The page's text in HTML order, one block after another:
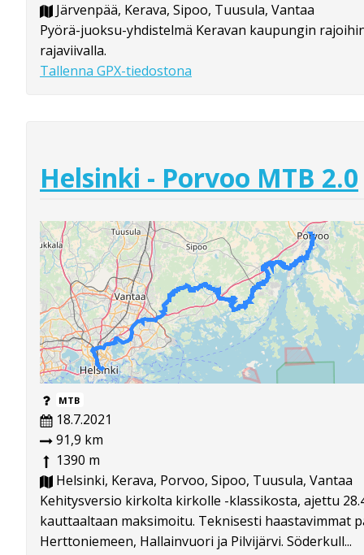
Järvenpää, Kerava, Sipoo, Tuusula, Vantaa
Pyörä-juoksu-yhdistelmä Keravan kaupungin
rajaviivalla.
Tallenna GPX-tiedostona
Helsinki - Porvoo MTB 2.0
MTB
18.7.2021
91,9 km
1390 m
Helsinki, Kerava, Porvoo, Sipoo, Tuusula, Vantaa
Kehitysversio kirkolta kirkolle -klassikosta, ajettu
kauttaaltaan maksimoitu. Teknisesti haastavimmat
Herttoniemeen, Hallainvuori ja Pilvijärvi. Söderkull...